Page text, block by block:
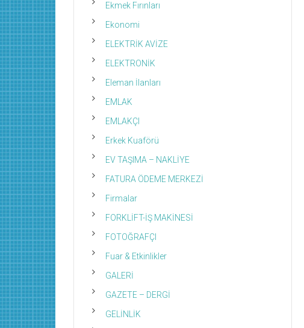
Ekmek Fırınları
Ekonomi
ELEKTRİK AVİZE
ELEKTRONİK
Eleman İlanları
EMLAK
EMLAKÇI
Erkek Kuaförü
EV TAŞIMA – NAKLİYE
FATURA ÖDEME MERKEZİ
Firmalar
FORKLİFT-İŞ MAKİNESİ
FOTOĞRAFÇI
Fuar & Etkinlikler
GALERİ
GAZETE – DERGİ
GELİNLİK